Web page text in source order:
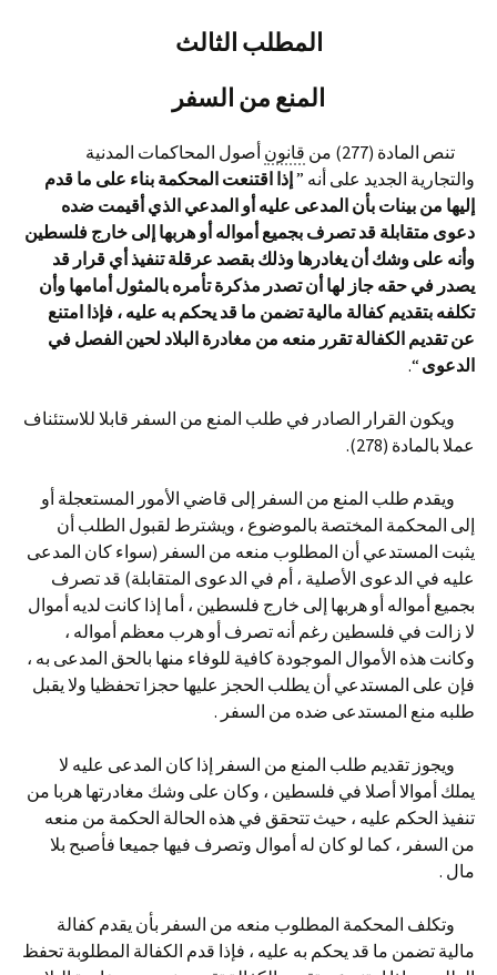
المطلب الثالث
المنع من السفر
تنص المادة (277) من قانون أصول المحاكمات المدنية
والتجارية الجديد على أنه ”إذا اقتنعت المحكمة بناء على ما قدم
إليها من بينات بأن المدعى عليه أو المدعي الذي أقيمت ضده
دعوى متقابلة قد تصرف بجميع أمواله أو هربها إلى خارج فلسطين
وأنه على وشك أن يغادرها وذلك بقصد عرقلة تنفيذ أي قرار قد
يصدر في حقه جاز لها أن تصدر مذكرة تأمره بالمثول أمامها وأن
تكلفه بتقديم كفالة مالية تضمن ما قد يحكم به عليه ، فإذا امتنع
عن تقديم الكفالة تقرر منعه من مغادرة البلاد لحين الفصل في
الدعوى “.
ويكون القرار الصادر في طلب المنع من السفر قابلا للاستئناف
عملا بالمادة (278).
ويقدم طلب المنع من السفر إلى قاضي الأمور المستعجلة أو
إلى المحكمة المختصة بالموضوع ، ويشترط لقبول الطلب أن
يثبت المستدعي أن المطلوب منعه من السفر (سواء كان المدعى
عليه في الدعوى الأصلية ، أم في الدعوى المتقابلة) قد تصرف
بجميع أمواله أو هربها إلى خارج فلسطين ، أما إذا كانت لديه أموال
لا زالت في فلسطين رغم أنه تصرف أو هرب معظم أمواله ،
وكانت هذه الأموال الموجودة كافية للوفاء منها بالحق المدعى به ،
فإن على المستدعي أن يطلب الحجز عليها حجزا تحفظيا ولا يقبل
طلبه منع المستدعى ضده من السفر .
ويجوز تقديم طلب المنع من السفر إذا كان المدعى عليه لا
يملك أموالا أصلا في فلسطين ، وكان على وشك مغادرتها هربا من
تنفيذ الحكم عليه ، حيث تتحقق في هذه الحالة الحكمة من منعه
من السفر ، كما لو كان له أموال وتصرف فيها جميعا فأصبح بلا
مال .
وتكلف المحكمة المطلوب منعه من السفر بأن يقدم كفالة
مالية تضمن ما قد يحكم به عليه ، فإذا قدم الكفالة المطلوبة تحفظ